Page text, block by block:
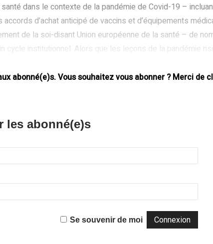
santé dans le contexte de la pandémie de Covid-19 –
d’achat anticipé de vaccins et d’équipements
de la soi-disant Union européenne de la santé – de
cycle institutionnel. Alors que les leçons de la pandémie
abonné(e)s. Vous souhaitez vous abonner ? Merci de
les abonné(e)s
Se souvenir de moi